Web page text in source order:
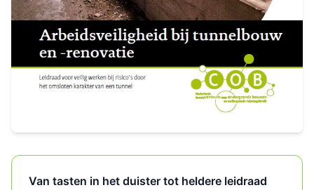
Van tasten in het duister tot heldere leidraad